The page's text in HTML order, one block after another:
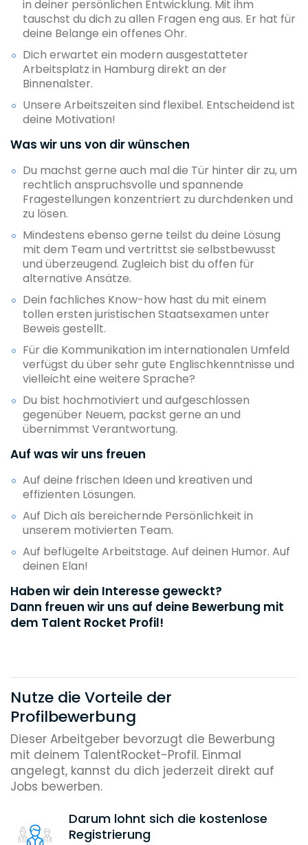
in deiner persönlichen Entwicklung. Mit ihm
tauschst du dich zu allen Fragen eng aus. Er hat für
deine Belange ein offenes Ohr.
Dich erwartet ein modern ausgestatteter
Arbeitsplatz in Hamburg direkt an der
Binnenalster.
Unsere Arbeitszeiten sind flexibel. Entscheidend ist
deine Motivation!
Was wir uns von dir wünschen
Du machst gerne auch mal die Tür hinter dir zu, um
rechtlich anspruchsvolle und spannende
Fragestellungen konzentriert zu durchdenken und
zu lösen.
Mindestens ebenso gerne teilst du deine Lösung
mit dem Team und vertrittst sie selbstbewusst
und überzeugend. Zugleich bist du offen für
alternative Ansätze.
Dein fachliches Know-how hast du mit einem
tollen ersten juristischen Staatsexamen unter
Beweis gestellt.
Für die Kommunikation im internationalen Umfeld
verfügst du über sehr gute Englischkenntnisse und
vielleicht eine weitere Sprache?
Du bist hochmotiviert und aufgeschlossen
gegenüber Neuem, packst gerne an und
übernimmst Verantwortung.
Auf was wir uns freuen
Auf deine frischen Ideen und kreativen und
effizienten Lösungen.
Auf Dich als bereichernde Persönlichkeit in
unserem motivierten Team.
Auf beflügelte Arbeitstage. Auf deinen Humor. Auf
deinen Elan!
Haben wir dein Interesse geweckt?
Dann freuen wir uns auf deine Bewerbung mit
dem Talent Rocket Profil!
Nutze die Vorteile der
Profilbewerbung
Dieser Arbeitgeber bevorzugt die Bewerbung
mit deinem TalentRocket-Profil. Einmal
angelegt, kannst du dich jederzeit direkt auf
Jobs bewerben.
Darum lohnt sich die kostenlose
Registrierung